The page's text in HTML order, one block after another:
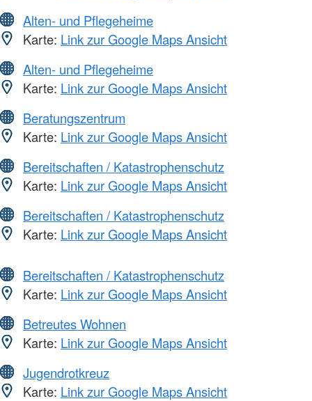
Alten- und Pflegeheime
Karte: Link zur Google Maps Ansicht
Alten- und Pflegeheime
Karte: Link zur Google Maps Ansicht
Beratungszentrum
Karte: Link zur Google Maps Ansicht
Bereitschaften / Katastrophenschutz
Karte: Link zur Google Maps Ansicht
Bereitschaften / Katastrophenschutz
Karte: Link zur Google Maps Ansicht
Bereitschaften / Katastrophenschutz
Karte: Link zur Google Maps Ansicht
Betreutes Wohnen
Karte: Link zur Google Maps Ansicht
Jugendrotkreuz
Karte: Link zur Google Maps Ansicht